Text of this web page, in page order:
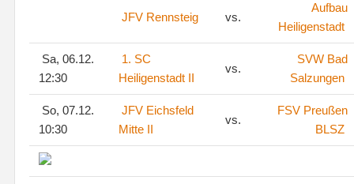
JFV Rennsteig vs.
Aufbau
Heiligenstadt
Sa, 06.12.
12:30
1. SC
Heiligenstadt II
vs.
SVW Bad
Salzungen
So, 07.12.
10:30
JFV Eichsfeld
Mitte II
vs.
FSV Preußen
BLSZ